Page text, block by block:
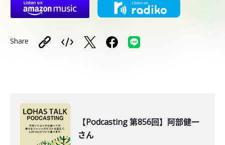
Share
【Podcasting 第856回】阿部健一
さん